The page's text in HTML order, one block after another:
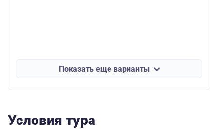
Показать еще варианты
Условия тура